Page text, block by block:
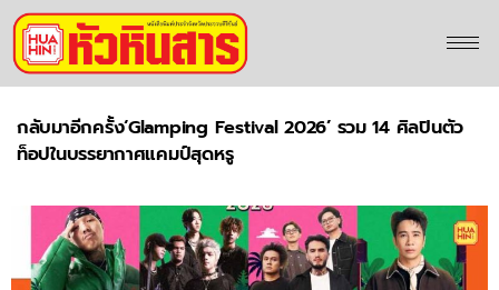
กลับมาอีกครั้ง‘Glamping Festival 2026’ รวม 14 ศิลปินตัว
ท็อปในบรรยากาศแคมป์สุดหรู